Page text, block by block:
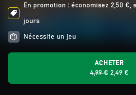
En promotion : économisez 2,50 €,
jours
Nécessite un jeu
ACHETER
4,99 € 2,49 €